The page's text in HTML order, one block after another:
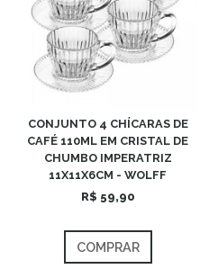
CONJUNTO 4 CHÍCARAS DE
CAFÉ 110ML EM CRISTAL DE
CHUMBO IMPERATRIZ
11X11X6CM - WOLFF
R$ 59,90
COMPRAR